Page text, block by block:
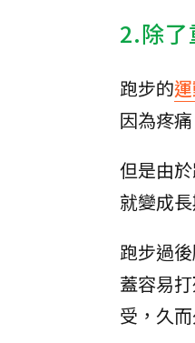
2.除了
跑步的
因為疼
但是由
就變成
跑步過
蓋容易
受，久